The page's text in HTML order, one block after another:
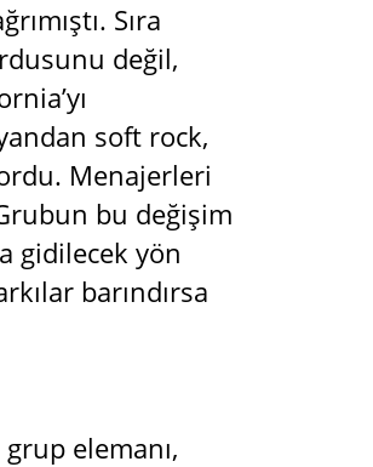
Sıra
değil,
soft rock,
Menajerleri
bu değişim
gidilecek yön
barındırsa
elemanı,